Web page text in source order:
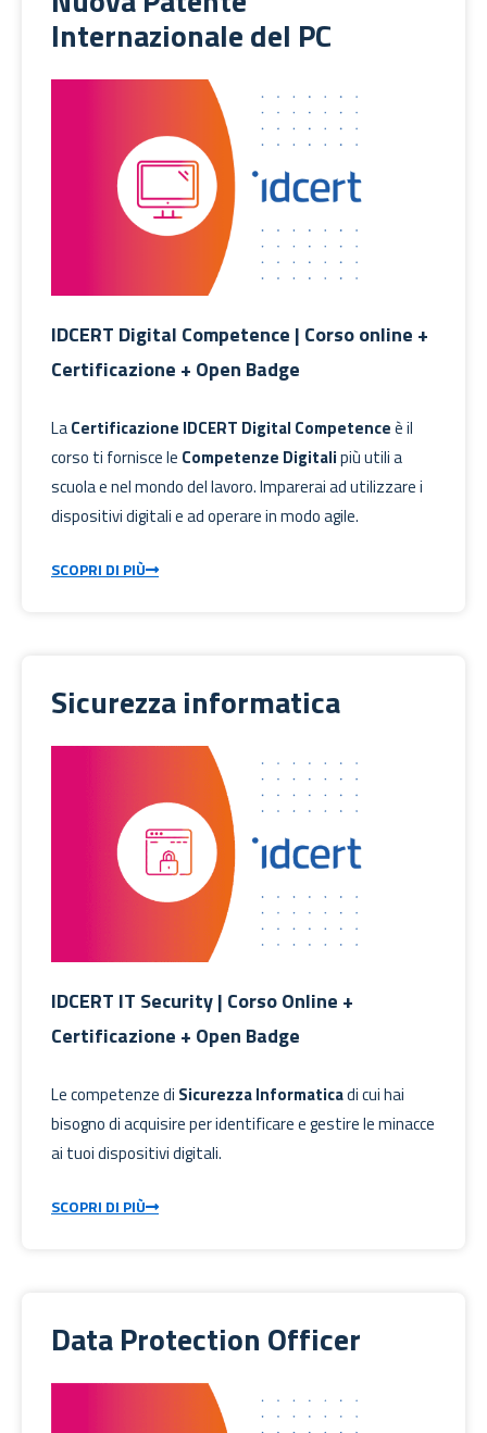
Internazionale del PC
IDCERT Digital Competence | Corso online +
Certificazione + Open Badge
LaCertificazione IDCERT Digital Competenceè il
corso ti fornisce le Competenze Digitalipiù utili a
scuola e nel mondo del lavoro. Imparerai ad utilizzare i
dispositivi digitali e ad operare in modo agile.
SCOPRI DI PIÙ
Sicurezza informatica
IDCERT IT Security | Corso Online +
Certificazione + Open Badge
Le competenze di Sicurezza Informaticadi cui hai
bisogno di acquisire per identificare e gestire le minacce
ai tuoi dispositivi digitali.
SCOPRI DI PIÙ
Data Protection Officer